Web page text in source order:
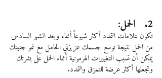
2.   الحمل:
تكون علامات التمدد أكثر شيوعاً أثناء وبعد الشهر السادس
من الحمل نتيجة توسع جسمك عزيزتي الحامل مع نمو جنينك
يمكن أن تسبب التغييرات الهرمونية أثناء الحمل على بشرتك
وتجعلها أكثر عرضة للتمزق والتمدد.